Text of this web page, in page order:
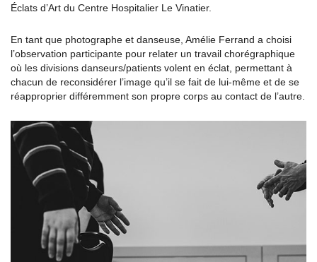
Éclats d’Art du Centre Hospitalier Le Vinatier.
En tant que photographe et danseuse, Amélie Ferrand a choisi
l’observation participante pour relater un travail chorégraphique
où les divisions danseurs/patients volent en éclat, permettant à
chacun de reconsidérer l’image qu’il se fait de lui-même et de se
réapproprier différemment son propre corps au contact de l’autre.